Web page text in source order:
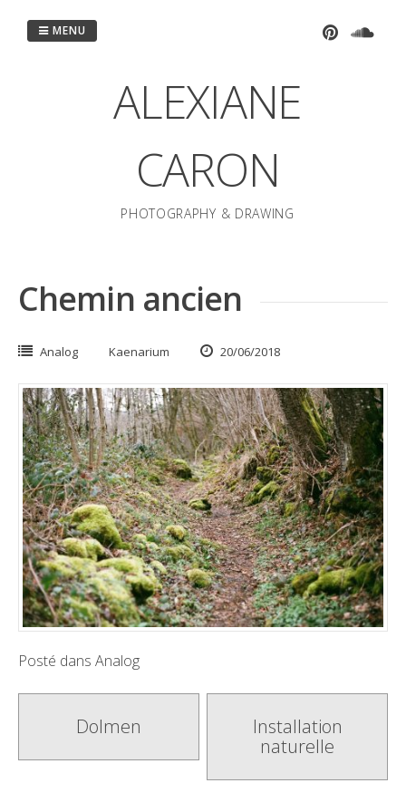
ALEXIANE
CARON
PHOTOGRAPHY & DRAWING
MENU
Chemin ancien
Analog Kaenarium 20/06/2018
Posté dans Analog
Poste
navigation
Dolmen
Installation
naturelle